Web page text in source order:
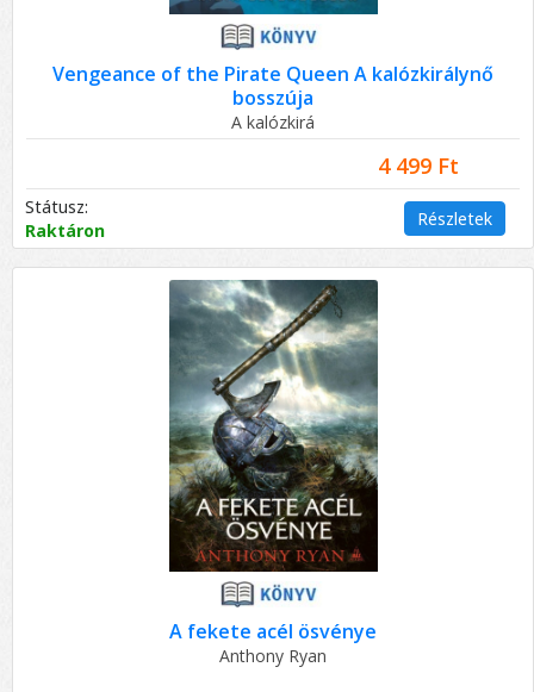
Vengeance of the Pirate Queen A kalózkirálynő
bosszúja
A kalózkirá
4 499 Ft
Státusz:
Raktáron
Részletek
A fekete acél ösvénye
Anthony Ryan